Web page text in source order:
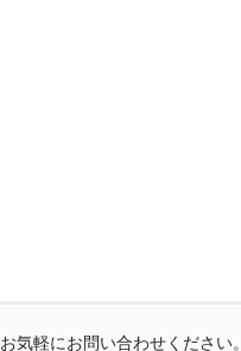
お気軽にお問い合わせください。